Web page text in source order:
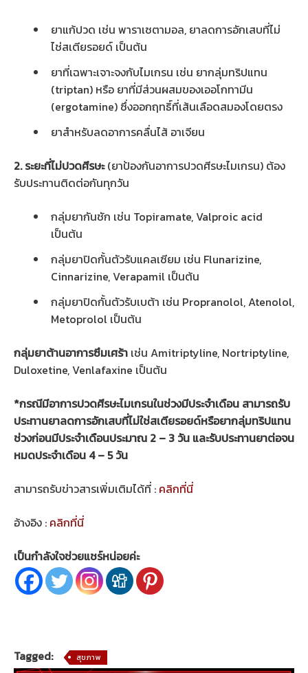
ยาแก้ปวด เช่น พาราเซตามอล, ยาลดการอักเสบที่ไม่
ไช่สเตียรอยด์ เป็นต้น
ยาที่เฉพาะเจาะจงกับไมเกรน เช่น ยากลุ่มทริปแทน
(triptan) หรือ ยาที่มีส่วนผสมของเออโกทามีน
(ergotamine) ซึ่งออกฤทธิ์ที่เส้นเลือดสมองโดยตรง
ยาสำหรับลดอาการคลื่นไส้ อาเจียน
2. ระยะที่ไม่ปวดศีรษะ(ยาป้องกันอาการปวดศีรษะไมเกรน) ต้อง
รับประทานติดต่อกันทุกวัน
กลุ่มยากันชัก เช่น Topiramate, Valproic acid
เป็นต้น
กลุ่มยาปิดกั้นตัวรับแคลเซียม เช่น Flunarizine,
Cinnarizine, Verapamil เป็นต้น
กลุ่มยาปิดกั้นตัวรับเบต้า เช่น Propranolol, Atenolol,
Metoprolol เป็นต้น
กลุ่มยาต้านอาการซึมเศร้า เช่น Amitriptyline, Nortriptyline,
Duloxetine, Venlafaxine เป็นต้น
*กรณีมีอาการปวดศีรษะไมเกรนในช่วงมีประจำเดือน สามารถรับ
ประทานยาลดการอักเสบที่ไม่ใช่สเตียรอยด์หรือยากลุ่มทริปแทน
ช่วงก่อนมีประจำเดือนประมาณ 2 – 3 วัน และรับประทานยาต่อจน
หมดประจำเดือน 4 – 5 วัน
สามารถรับข่าวสารเพิ่มเติมได้ที่ : คลิกที่นี่
อ้างอิง : คลิกที่นี่
เป็นกำลังใจช่วยแชร์หน่อยค่ะ
Tagged: สุขภาพ